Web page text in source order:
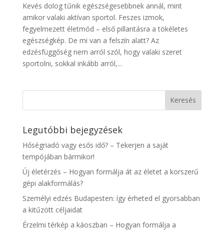
Kevés dolog tűnik egészségesebbnek annál, mint
amikor valaki aktívan sportol. Feszes izmok,
fegyelmezett életmód – első pillantásra a tökéletes
egészségkép. De mi van a felszín alatt? Az
edzésfüggőség nem arról szól, hogy valaki szeret
sportolni, sokkal inkább arról,...
Legutóbbi bejegyzések
Hőségriadó vagy esős idő? – Tekerjen a saját
tempójában bármikor!
Új életérzés – Hogyan formálja át az életet a korszerű
gépi alakformálás?
Személyi edzés Budapesten: így érheted el gyorsabban
a kitűzött céljaidat
Érzelmi térkép a káoszban – Hogyan formálja a